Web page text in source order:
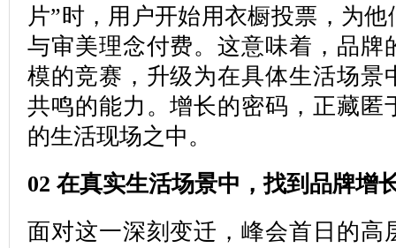
片”时，用户开始用衣橱投票，为
与审美理念付费。这意味着，品牌
模的竞赛，升级为在具体生活场景
共鸣的能力。增长的密码，正藏匿
的生活现场之中。
02 在真实生活场景中，找到品牌增
面对这一深刻变迁，峰会首日的高